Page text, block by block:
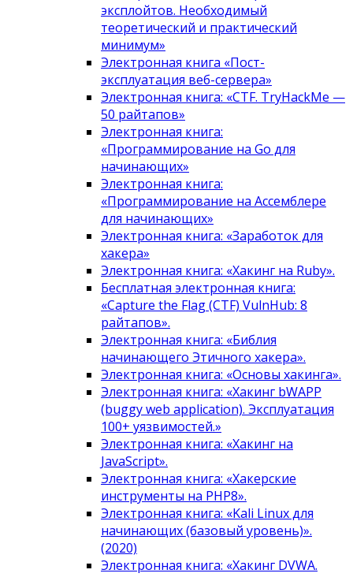
эксплойтов. Необходимый
теоретический и практический
минимум»
Электронная книга «Пост-
эксплуатация веб-сервера»
Электронная книга: «CTF. TryHackMe —
50 райтапов»
Электронная книга:
«Программирование на Go для
начинающих»
Электронная книга:
«Программирование на Ассемблере
для начинающих»
Электронная книга: «Заработок для
хакера»
Электронная книга: «Хакинг на Ruby».
Бесплатная электронная книга:
«Capture the Flag (CTF) VulnHub: 8
райтапов».
Электронная книга: «Библия
начинающего Этичного хакера».
Электронная книга: «Основы хакинга».
Электронная книга: «Хакинг bWAPP
(buggy web application). Эксплуатация
100+ уязвимостей.»
Электронная книга: «Хакинг на
JavaScript».
Электронная книга: «Хакерские
инструменты на PHP8».
Электронная книга: «Kali Linux для
начинающих (базовый уровень)».
(2020)
Электронная книга: «Хакинг DVWA.